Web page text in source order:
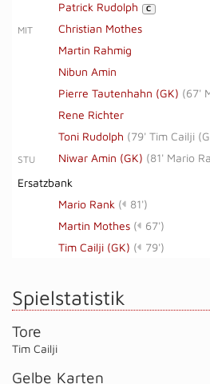
Patrick Rudolph
C
MIT
Christian Mothes
Martin Rahmig
Nibun Amin
Pierre Tautenhahn (GK) (67'
Rene Richter
Toni Rudolph (79' Tim Cailji
STU Niwar Amin (GK) (81' Mario
Ersatzbank
Mario Rank (
81')
Martin Mothes (
67')
Tim Cailji (GK) ( 79')
Spielstatistik
Tore
Tim Cailji
Gelbe Karten